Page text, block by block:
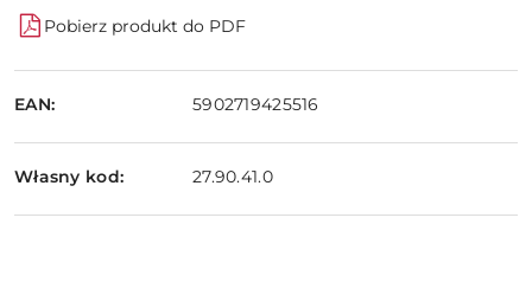
Pobierz produkt do PDF
EAN: 5902719425516
Własny kod: 27.90.41.0